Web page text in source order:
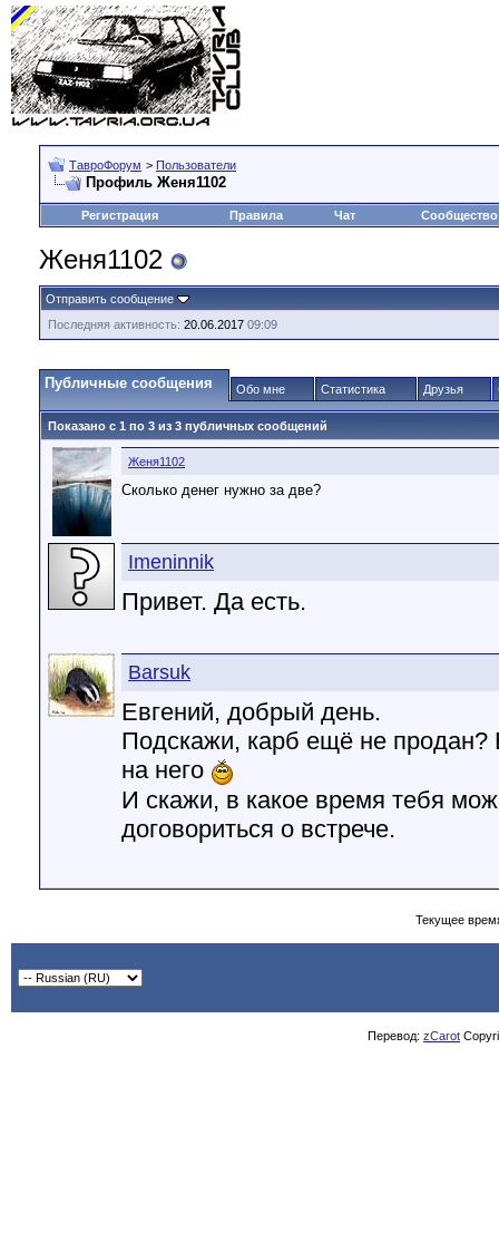
ТавроФорум > Пользователи
Профиль Женя1102
Регистрация Правила Чат Сообщество
Женя1102
Отправить сообщение
Последняя активность: 20.06.2017 09:09
Публичные сообщения Обо мне Статистика Друзья
Показано с 1 по 3 из 3 публичных сообщений
Женя1102
Сколько денег нужно за две?
Imeninnik
Привет. Да есть.
Barsuk
Евгений, добрый день.
Подскажи, карб ещё не продан?
на него
И скажи, в какое время тебя
договориться о встрече.
Текущее
Перевод: zCarot